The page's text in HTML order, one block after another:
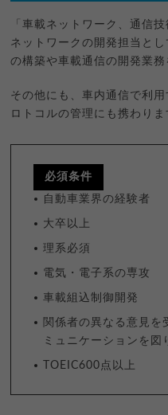
「車載ネットワーク、通信
ネットワークの開発担当と
の構築や車載通信の開発業務
その他にも、車内通信で利
ロトコルの管理にも携わりま
必須条件
自動車業界の経験者
大卒以上
理系必須
電気・電子系の専攻
車載組込制御開発
関係者の異なる意見を
ミュニケーションを図
TOEIC600点以上